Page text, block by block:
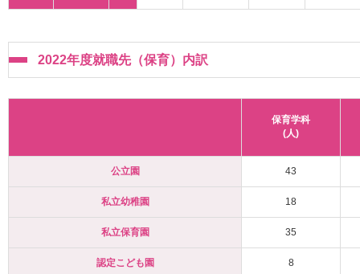
2022年度就職先（保育）内訳
保育学科
(人)
公立園 43
私立幼稚園 18
私立保育園 35
認定こども園 8